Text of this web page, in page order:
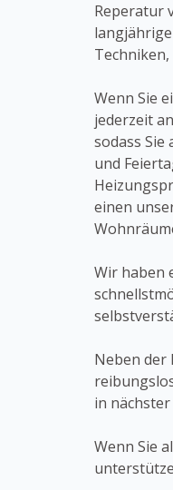
Reperatur
Wenn Sie
jederzeit
sodass Sie
und
einen
Wir haben
Neben der
in
Wenn Sie